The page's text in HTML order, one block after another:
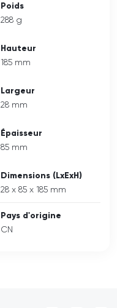
Poids
288 g
Hauteur
185 mm
Largeur
28 mm
Épaisseur
85 mm
Dimensions (LxExH)
28 x 85 x 185 mm
Pays d'origine
CN